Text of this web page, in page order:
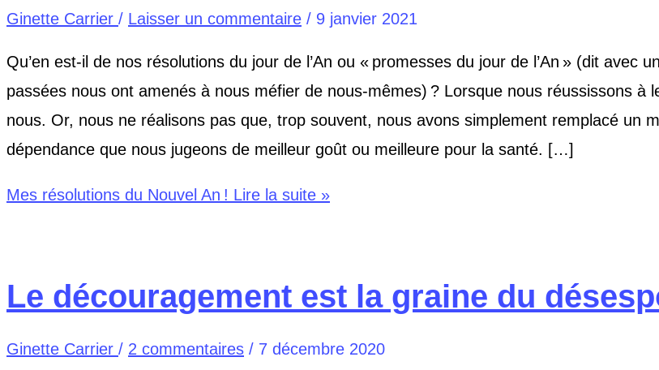
Ginette Carrier / Laisser un commentaire / 9 janvier 2021
Qu’en est-il de nos résolutions du jour de l’An ou « promesses du jour de l’An » (dit avec
passées nous ont amenés à nous méfier de nous-mêmes) ? Lorsque nous réussissons à
nous. Or, nous ne réalisons pas que, trop souvent, nous avons simplement remplacé un
dépendance que nous jugeons de meilleur goût ou meilleure pour la santé. […]
Mes résolutions du Nouvel An ! Lire la suite »
Le découragement est la graine du
Ginette Carrier / 2 commentaires / 7 décembre 2020